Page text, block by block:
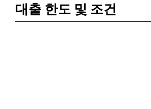
대출 한도 및 조건